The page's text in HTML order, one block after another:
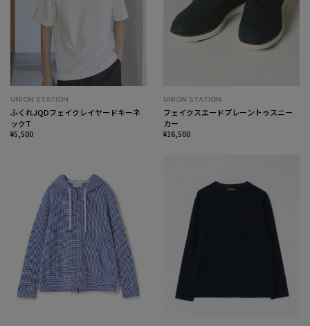
UNION STATION
ふくれJQDフェイクレイヤードキーネ
ックT
¥5,500
UNION STATION
フェイクスエードプレーントゥスニー
カー
¥16,500